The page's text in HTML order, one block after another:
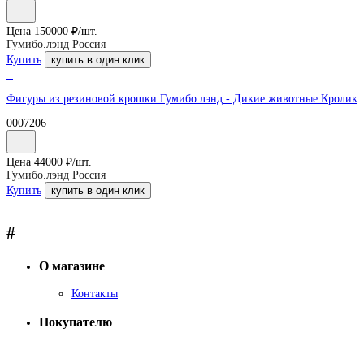
Цена 150000 ₽/шт.
Гумибо.лэнд Россия
Купить
купить в один клик
Фигуры из резиновой крошки Гумибо.лэнд - Дикие животные Кролик
0007206
Цена 44000 ₽/шт.
Гумибо.лэнд Россия
Купить
купить в один клик
#
О магазине
Контакты
Покупателю